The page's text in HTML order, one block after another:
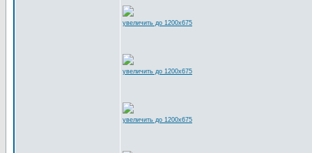
увеличить до 1200x675
увеличить до 1200x675
увеличить до 1200x675